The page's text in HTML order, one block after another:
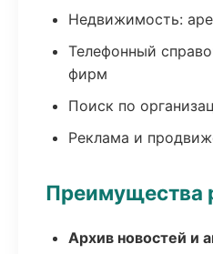
Недвижимость:
Телефонный
фирм
Поиск по
Реклама и
Преимущества
Архив новостей и